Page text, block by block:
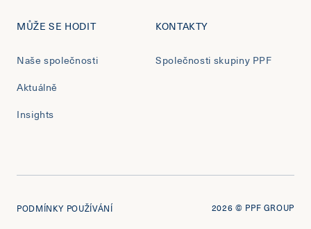
MŮŽE SE HODIT
Naše společnosti
Aktuálně
Insights
KONTAKTY
Společnosti skupiny PPF
PODMÍNKY POUŽÍVÁNÍ 2026 © PPF GROUP